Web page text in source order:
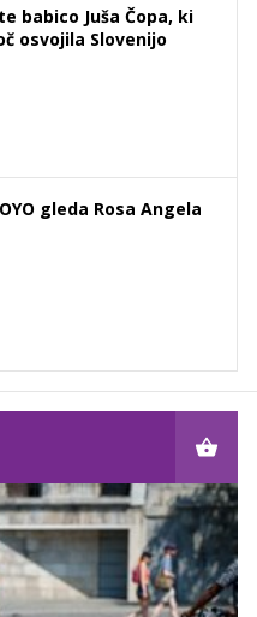
babico Juša Čopa, ki
osvojila Slovenijo
gleda Rosa Angela